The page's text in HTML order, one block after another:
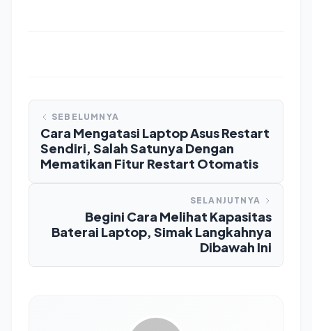
SEBELUMNYA
Cara Mengatasi Laptop Asus Restart
Sendiri, Salah Satunya Dengan
Mematikan Fitur Restart Otomatis
SELANJUTNYA
Begini Cara Melihat Kapasitas
Baterai Laptop, Simak Langkahnya
Dibawah Ini